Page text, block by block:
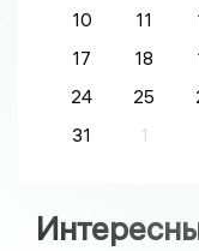
10
11
17
18
24
25
31
1